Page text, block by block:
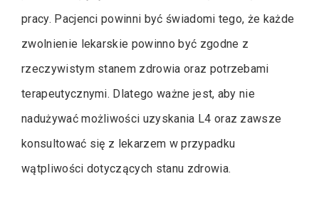
pracy. Pacjenci powinni być świadomi tego, że każde
zwolnienie lekarskie powinno być zgodne z
rzeczywistym stanem zdrowia oraz potrzebami
terapeutycznymi. Dlatego ważne jest, aby nie
nadużywać możliwości uzyskania L4 oraz zawsze
konsultować się z lekarzem w przypadku
wątpliwości dotyczących stanu zdrowia.